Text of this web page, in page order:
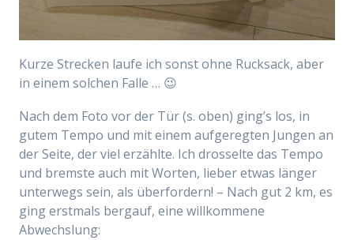
Kurze Strecken laufe ich sonst ohne Rucksack, aber
in einem solchen Falle … 😉
Nach dem Foto vor der Tür (s. oben) ging’s los, in
gutem Tempo und mit einem aufgeregten Jungen an
der Seite, der viel erzählte. Ich drosselte das Tempo
und bremste auch mit Worten, lieber etwas länger
unterwegs sein, als überfordern! – Nach gut 2 km, es
ging erstmals bergauf, eine willkommene
Abwechslung: